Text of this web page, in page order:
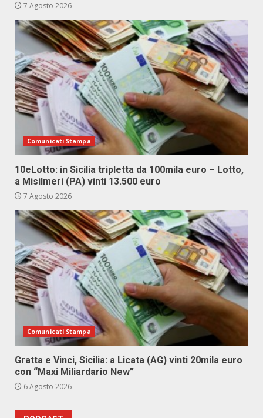
7 Agosto 2026
Comunicati Stampa
10eLotto: in Sicilia tripletta da 100mila euro – Lotto,
a Misilmeri (PA) vinti 13.500 euro
7 Agosto 2026
Comunicati Stampa
Gratta e Vinci, Sicilia: a Licata (AG) vinti 20mila euro
con “Maxi Miliardario New”
6 Agosto 2026